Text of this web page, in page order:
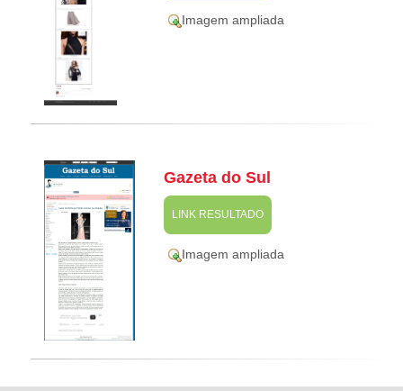
Imagem ampliada
Gazeta do Sul
LINK RESULTADO
Imagem ampliada